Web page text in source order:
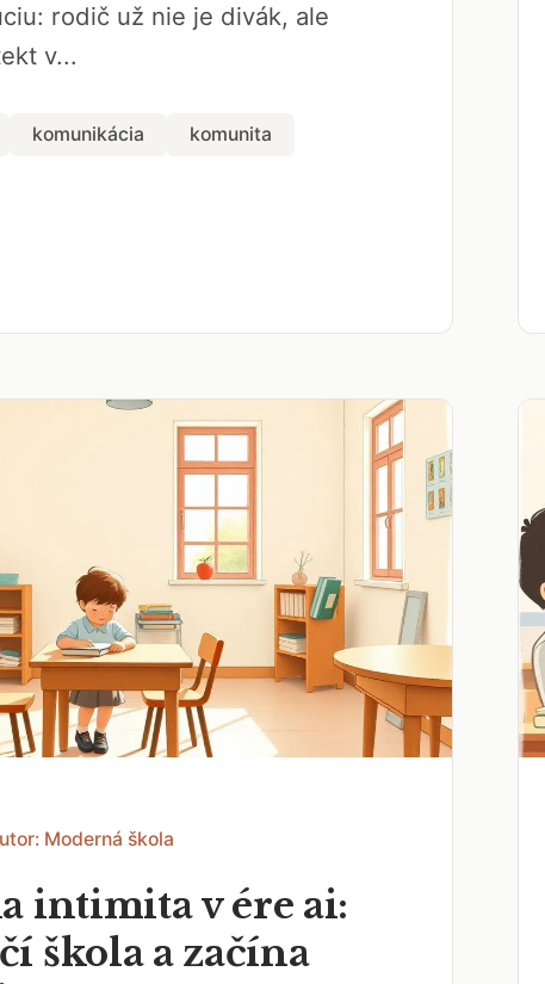
rodič už nie je divák, ale
v...
komunikácia
komunita
Moderná škola
intimita v ére ai:
škola a začína